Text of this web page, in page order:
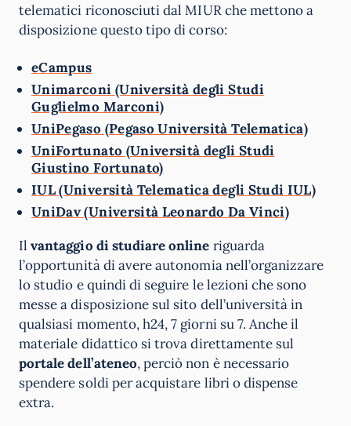
telematici riconosciuti dal MIUR che mettono a
disposizione questo tipo di corso:
eCampus
Unimarconi (Università degli Studi
Guglielmo Marconi)
UniPegaso (Pegaso Università Telematica)
UniFortunato (Università degli Studi
Giustino Fortunato)
IUL (Università Telematica degli Studi IUL)
UniDav (Università Leonardo Da Vinci)
Ilvantaggio di studiare online riguarda
l’opportunità di avere autonomia nell’organizzare
lo studio e quindi di seguire le lezioni che sono
messe a disposizione sul sito dell’università in
qualsiasi momento, h24, 7 giorni su 7. Anche il
materiale didattico si trova direttamente sul
portale dell’ateneo, perciò non è necessario
spendere soldi per acquistare libri o dispense
extra.